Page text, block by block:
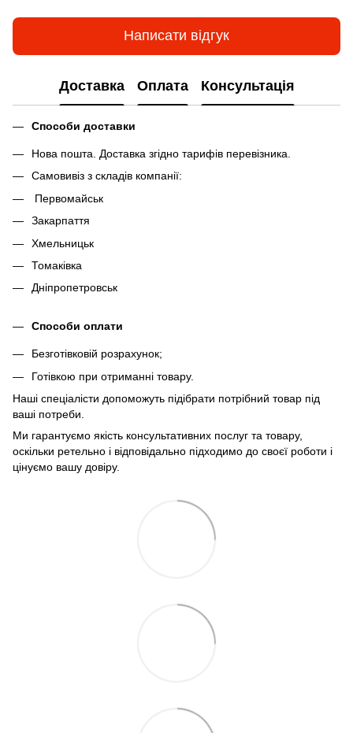
Написати відгук
Доставка Оплата Консультація
Способи доставки
Нова пошта. Доставка згідно тарифів перевізника.
Самовивіз з складів компанії:
Первомайськ
Закарпаття
Хмельницьк
Томаківка
Дніпропетровськ
Способи оплати
Безготівковій розрахунок;
Готівкою при отриманні товару.
Наші спеціалісти допоможуть підібрати потрібний товар під
ваші потреби.
Ми гарантуємо якість консультативних послуг та товару,
оскільки ретельно і відповідально підходимо до своєї роботи і
цінуємо вашу довіру.